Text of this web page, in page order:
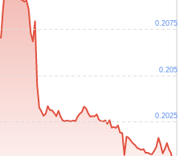
0.2025
0.205
0.2075